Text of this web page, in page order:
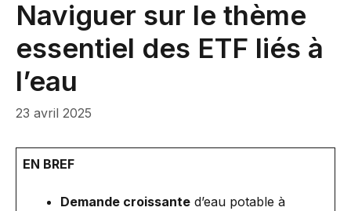
Naviguer sur le thème
essentiel des ETF liés à
l’eau
23 avril 2025
EN BREF
Demande croissante d’eau potable à